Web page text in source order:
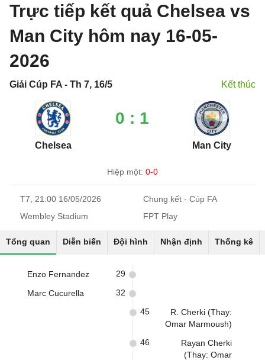
Trực tiếp kết quả Chelsea vs
Man City hôm nay 16-05-
2026
Giải Cúp FA - Th 7, 16/5 Kết thúc
Chelsea
0 : 1
Man City
Hiệp một: 0-0
T7, 21:00 16/05/2026
Chung kết - Cúp FA
Wembley Stadium
FPT Play
Tổng quan Diễn biến Đội hình Nhận định Thống kê
Enzo Fernandez 29
Marc Cucurella 32
R. Cherki (Thay:
Omar Marmoush)
45
Rayan Cherki
(Thay: Omar
46